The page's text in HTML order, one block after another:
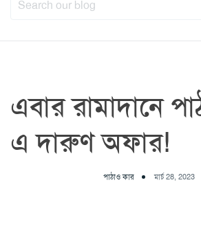
এবার রামাদানে
এ দারুণ অফার!
পাঠাও কার মার্চ 28, 2023